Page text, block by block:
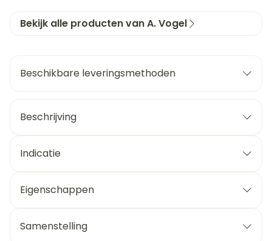
Bekijk alle producten van A. Vogel
Beschikbare leveringsmethoden
Beschrijving
Indicatie
Eigenschappen
Samenstelling